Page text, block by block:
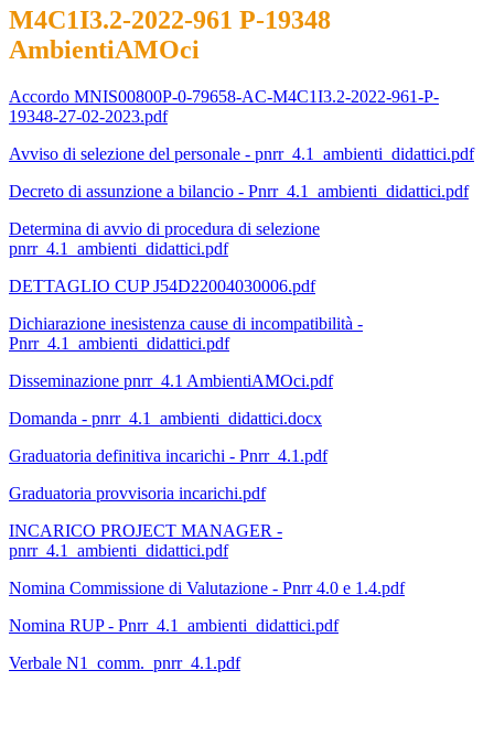
M4C1I3.2-2022-961 P-19348
AmbientiAMOci
Accordo MNIS00800P-0-79658-AC-M4C1I3.2-2022-961-P-
19348-27-02-2023.pdf
Avviso di selezione del personale - pnrr_4.1_ambienti_didattici.pdf
Decreto di assunzione a bilancio - Pnrr_4.1_ambienti_didattici.pdf
Determina di avvio di procedura di selezione
pnrr_4.1_ambienti_didattici.pdf
DETTAGLIO CUP J54D22004030006.pdf
Dichiarazione inesistenza cause di incompatibilità -
Pnrr_4.1_ambienti_didattici.pdf
Disseminazione pnrr_4.1 AmbientiAMOci.pdf
Domanda - pnrr_4.1_ambienti_didattici.docx
Graduatoria definitiva incarichi - Pnrr_4.1.pdf
Graduatoria provvisoria incarichi.pdf
INCARICO PROJECT MANAGER -
pnrr_4.1_ambienti_didattici.pdf
Nomina Commissione di Valutazione - Pnrr 4.0 e 1.4.pdf
Nomina RUP - Pnrr_4.1_ambienti_didattici.pdf
Verbale N1_comm._pnrr_4.1.pdf